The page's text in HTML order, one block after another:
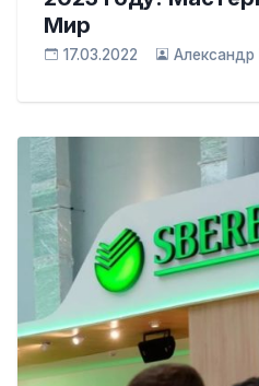
Мир
17.03.2022 Александр